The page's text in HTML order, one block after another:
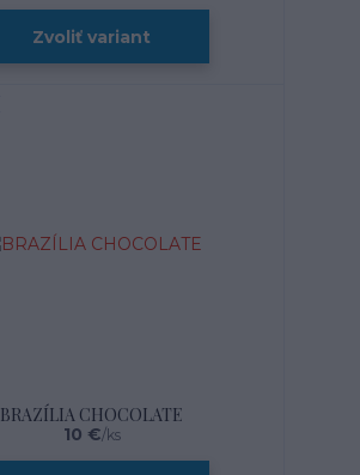
Zvoliť variant
BRAZÍLIA CHOCOLATE
10 €/ks